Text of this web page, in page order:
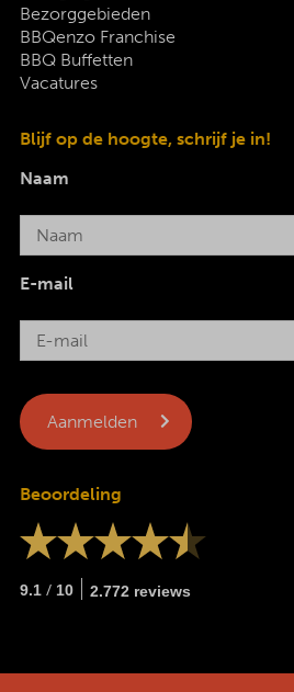
Bezorggebieden
BBQenzo Franchise
BBQ Buffetten
Vacatures
Blijf op de hoogte, schrijf je in!
Naam
E-mail
Beoordeling
9.1 / 10 2.772 reviews